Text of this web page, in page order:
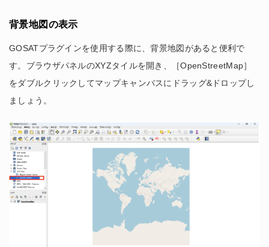
背景地図の表示
GOSATプラグインを使用する際に、背景地図があると便利で
す。ブラウザパネルのXYZタイルを開き、［OpenStreetMap］
をダブルクリックしてマップキャンバスにドラッグ&ドロップし
ましょう。